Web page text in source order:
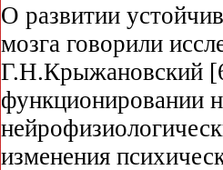
О развитии
мозга говорили
Г.Н.Крыжановский
функционировании
изменения